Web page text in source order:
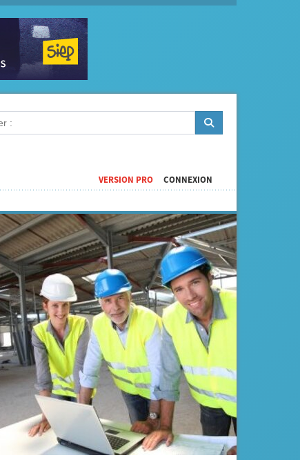
CONNEXION
VERSION PRO